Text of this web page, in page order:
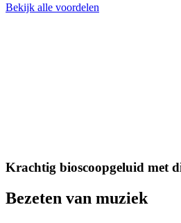
Bekijk alle voordelen
Krachtig bioscoopgeluid met
Bezeten van muziek